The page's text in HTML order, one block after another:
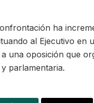
ha
al Ejecutivo en
una oposición que
parlamentaria.